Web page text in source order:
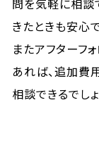
きたときも安心で
またアフターフ
あれば、追加費
相談できるでしょ